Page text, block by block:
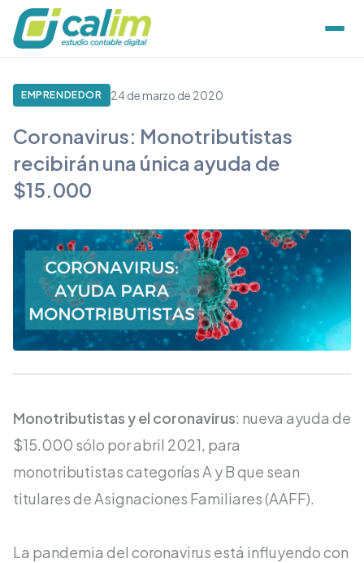
EMPRENDEDOR 24 de marzo de 2020
Coronavirus: Monotributistas
recibirán una única ayuda de
$15.000
Monotributistas y el coronavirus: nueva ayuda de
$15.000 sólo por abril 2021, para
monotributistas categorías A y B que sean
titulares de Asignaciones Familiares (AAFF).
La pandemia del coronavirus está influyendo con